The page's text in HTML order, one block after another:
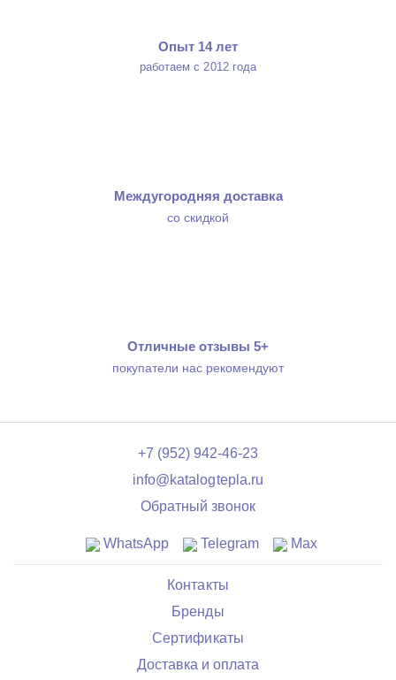
Опыт 14 лет
работаем с 2012 года
Междугородняя доставка
со скидкой
Отличные отзывы 5+
покупатели нас рекомендуют
+7 (952) 942-46-23
info@katalogtepla.ru
Обратный звонок
WhatsApp Telegram Max
Контакты
Бренды
Сертификаты
Доставка и оплата